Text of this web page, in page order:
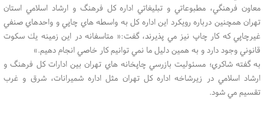
معاون فرهنگي، مطبوعاتي و تبليغاتي اداره كل فرهنگ و ارشاد اسلامي استان
تهران همچنين درباره رويكرد اين اداره كل به واسطه هاي چاپي و واحدهاي صنفي
غيرچاپي كه كار چاپ نيز مي پذيرند، گفت:« متاسفانه در اين زمينه يك سكوت
قانوني وجود دارد و به همين دليل ما نمي توانيم كار خاصي انجام دهيم.»
به گفته شاكري؛ مسئوليت بازرسي چاپخانه هاي تهران بين ادارات كل فرهنگ و
ارشاد اسلامي در زيرشاخه اداره كل تهران مثل اداره شميرانات، شرق و غرب
تقسيم مي شود.